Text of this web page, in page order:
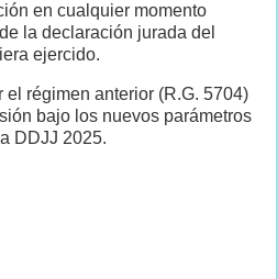
en cualquier momento
la declaración jurada del
ejercido.
régimen anterior (R.G. 5704)
bajo los nuevos parámetros
DDJJ 2025.